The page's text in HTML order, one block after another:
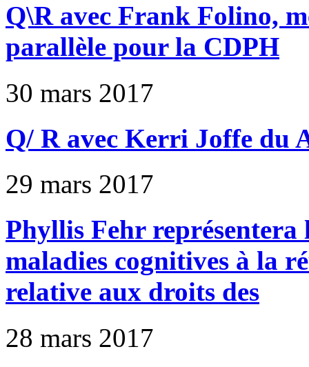
Q\R avec Frank Folino,
parallèle pour la CDPH
30 mars 2017
Q/ R avec Kerri Joffe du
29 mars 2017
Phyllis Fehr représentera
maladies cognitives à la
relative aux droits des
28 mars 2017